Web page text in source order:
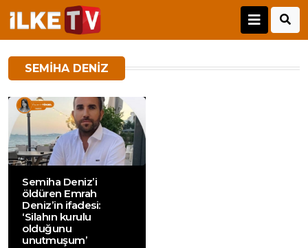
SEMIHA DENIZ
Semiha Deniz’i
öldüren Emrah
Deniz’in ifadesi:
‘Silahın kurulu
olduğunu
unutmuşum’